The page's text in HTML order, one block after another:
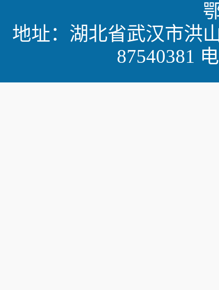
地址：湖北省武汉市洪
87540381